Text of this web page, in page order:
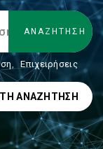
, Επιχειρήσεις
ΑΝΑΖΉΤΗΣΗ